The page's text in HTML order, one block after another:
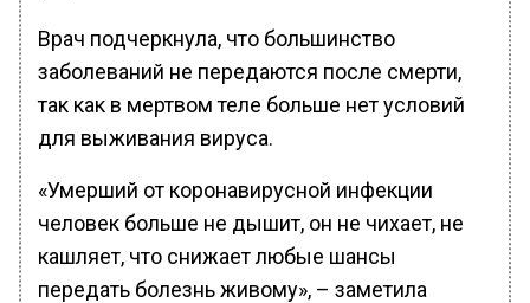
Врач подчеркнула, что большинство
заболеваний не передаются после смерти,
так как в мертвом теле больше нет условий
для выживания вируса.
«Умерший от коронавирусной инфекции
человек больше не дышит, он не чихает, не
кашляет, что снижает любые шансы
передать болезнь живому», – заметила